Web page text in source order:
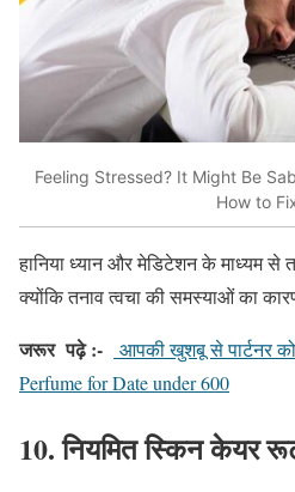
Feeling Stressed? It Might Be
How to
हानिया ध्यान और मेडिटेशन के माध्यम से
क्योंकि तनाव त्वचा की समस्याओं का
जरूर पढ़े :-
आपकी खुशबू से पार्टनर को
Perfume for Date under 600
10.नियमितस्किनकेयर